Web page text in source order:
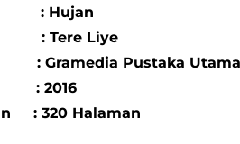
Liye
Pustaka Utama
: 2016
: 320 Halaman